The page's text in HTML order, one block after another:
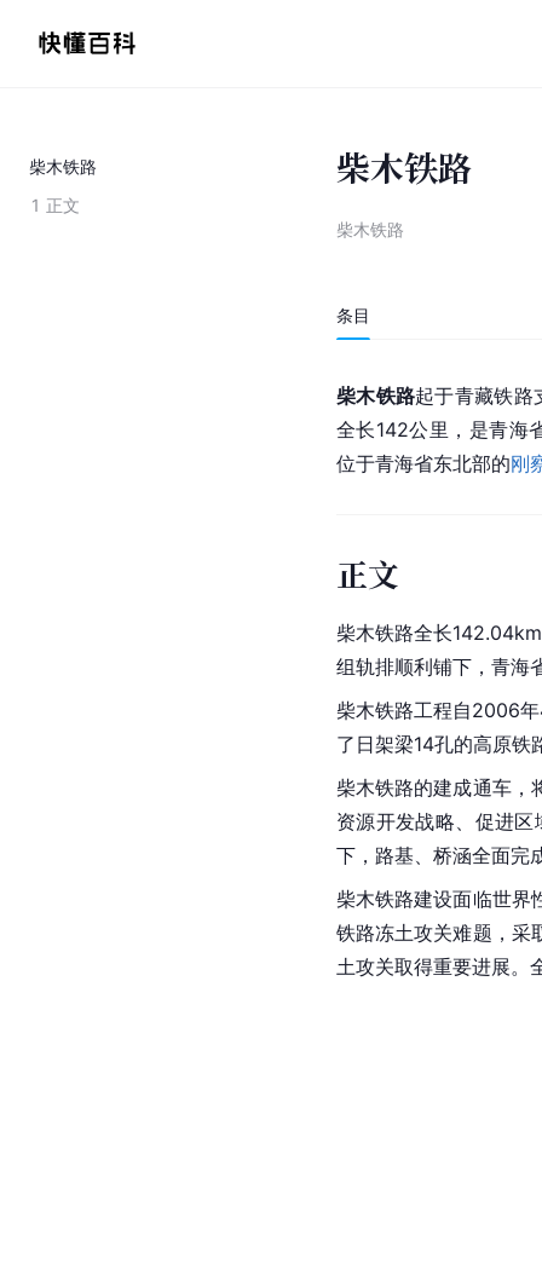
柴木铁路
1 正文
柴木铁路
柴木铁路
条目
柴木铁路起于青藏铁路
全长142公里，是青海
位于青海省东北部的刚
正文
柴木铁路全长
组轨排顺利铺下，青海
柴木铁路工程自2006
了日架梁14孔的高原铁
柴木铁路的建成通车，
资源开发战略、促进
下，路基、桥涵全面完
柴木铁路建设面临世界
铁路冻土攻关难题，采
土攻关取得重要进展。